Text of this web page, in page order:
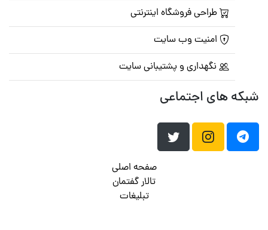
طراحی فروشگاه اینترنتی
امنیت وب سایت
نگهداری و پشتیبانی سایت
شبکه های اجتماعی
صفحه اصلی
تالار گفتمان
تبلیغات